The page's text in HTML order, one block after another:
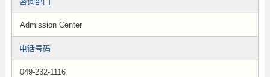
Admission Center
电话号码
049-232-1116